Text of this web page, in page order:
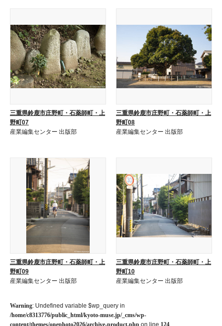
三重県鈴鹿市庄野町・石薬師町・上
野町07
産業編集センター 出版部
三重県鈴鹿市庄野町・石薬師町・上
野町08
産業編集センター 出版部
三重県鈴鹿市庄野町・石薬師町・上
野町09
産業編集センター 出版部
三重県鈴鹿市庄野町・石薬師町・上
野町10
産業編集センター 出版部
Warning: Undefined variable $wp_query in
/home/c8313776/public_html/kyoto-muse.jp/_cms/wp-
content/themes/onephoto2026/archive-product.php on line 124